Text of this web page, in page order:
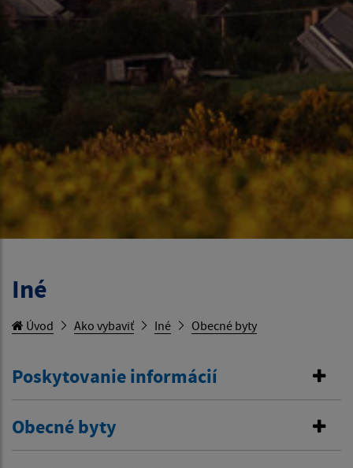
Iné
Úvod Ako vybaviť Iné Obecné byty
Poskytovanie informácií
Obecné byty